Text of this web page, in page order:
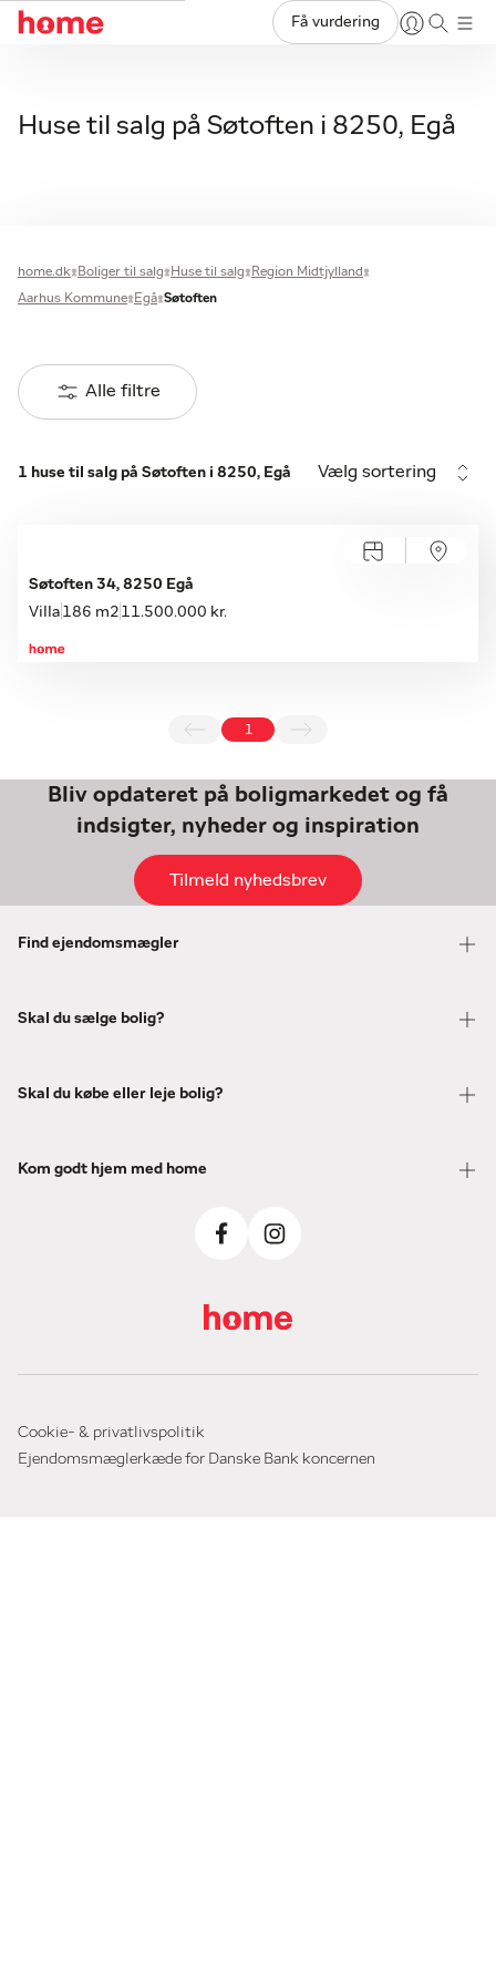
Få vurdering
Huse til salg på Søtoften i 8250, Egå
home.dk Boliger til salg Huse til salg
Region Midtjylland
Aarhus Kommune
Egå Søtoften
Alle filtre
1 huse til salg på Søtoften i 8250, Egå Vælg sortering
Søtoften 34, 8250 Egå
Villa 186 m2 11.500.000 kr.
Bliv opdateret på boligmarkedet og få
indsigter, nyheder og inspiration
Tilmeld nyhedsbrev
Find ejendomsmægler
Skal du sælge bolig?
Skal du købe eller leje bolig?
Kom godt hjem med home
Cookie- & privatlivspolitik
Ejendomsmæglerkæde for Danske Bank koncernen